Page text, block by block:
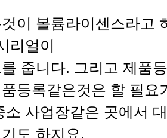
이 볼륨라이센스라고
리얼이
줍니다. 그리고 제품
등록같은것은 할 필
소 사업장같은 곳에서
도 하지요.